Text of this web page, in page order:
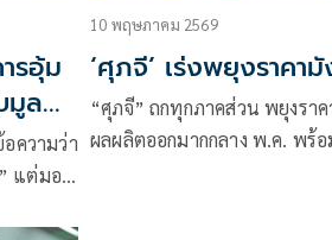
รอุ้ม
ลค่า
ความว่า
แต่มอง
10 พฤษภาคม 2569
‘ศุภจี’ เร่งพยุงราคา
“ศุภจี” ถกทุกภาคส่วน พยุงรา
ผลผลิตออกมากกลาง พ.ค. พร้